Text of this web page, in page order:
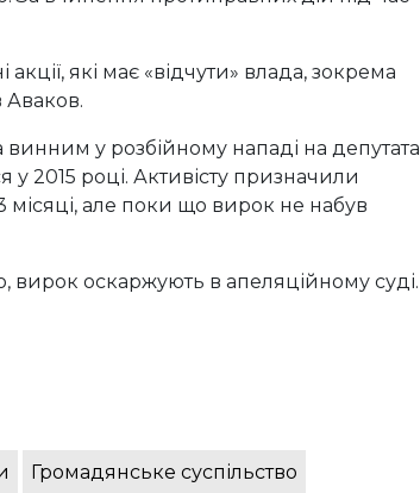
які має «відчути» влада, зокрема
Аваков.
у розбійному нападі на депутата
у 2015 році. Активісту призначили
місяці, але поки що вирок не набув
вирок оскаржують в апеляційному суді.
Громадянське суспільство